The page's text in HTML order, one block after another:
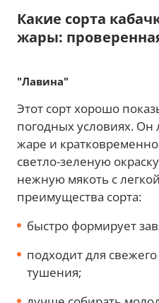
Какие сорта
жары:
"Лавина"
Этот сорт хорошо
погодных условиях. Он
жаре и
светло-зеленую
нежную мякоть с
преимущества сорта:
быстро формирует
подходит для
тушения;